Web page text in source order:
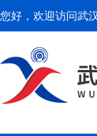
您好，欢迎访问武